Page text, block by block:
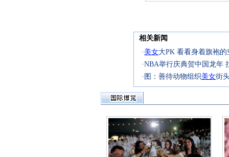
相关新闻
· 美女大PK 看看身着旗袍
·NBA举行庆典贺中国龙年
· 图：善待动物组织美女街